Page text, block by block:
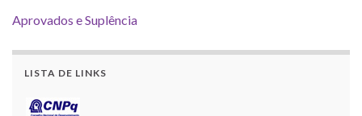
Aprovados e Suplência
LISTA DE LINKS